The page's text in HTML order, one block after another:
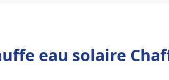
eau solaire